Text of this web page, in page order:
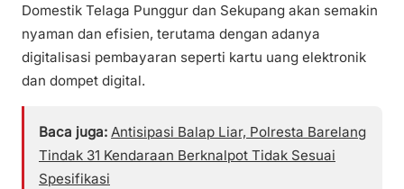
Domestik Telaga Punggur dan Sekupang akan semakin
nyaman dan efisien, terutama dengan adanya
digitalisasi pembayaran seperti kartu uang elektronik
dan dompet digital.
Baca juga: Antisipasi Balap Liar, Polresta Barelang
Tindak 31 Kendaraan Berknalpot Tidak Sesuai
Spesifikasi